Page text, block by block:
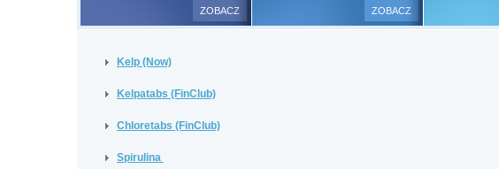
500 alergenów oraz zabiegi
odczulające.
ZOBACZ ZOBACZ
Kelp (Now)
Kelpatabs (FinClub)
Chloretabs (FinClub)
Spirulina